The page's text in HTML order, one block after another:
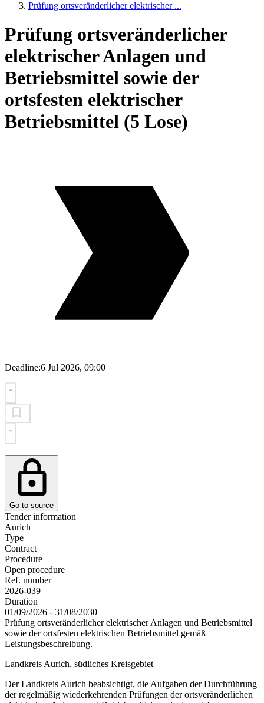
Prüfung ortsveränderlicher elektrischer ...
Prüfung ortsveränderlicher
elektrischer Anlagen und
Betriebsmittel sowie der
ortsfesten elektrischer
Betriebsmittel (5 Lose)
Deadline:6 Jul 2026, 09:00
Go to source
Tender information
Aurich
Type
Contract
Procedure
Open procedure
Ref. number
2026-039
Duration
01/09/2026 - 31/08/2030
Prüfung ortsveränderlicher elektrischer Anlagen und Betriebsmittel
sowie der ortsfesten elektrischen Betriebsmittel gemäß
Leistungsbeschreibung.
Landkreis Aurich, südliches Kreisgebiet
Der Landkreis Aurich beabsichtigt, die Aufgaben der Durchführung
der regelmäßig wiederkehrenden Prüfungen der ortsveränderlichen